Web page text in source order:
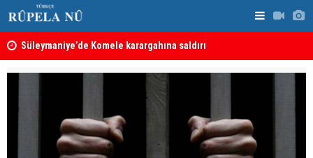
Süleymaniye’de Komele karargahına saldırı
sonuçlar